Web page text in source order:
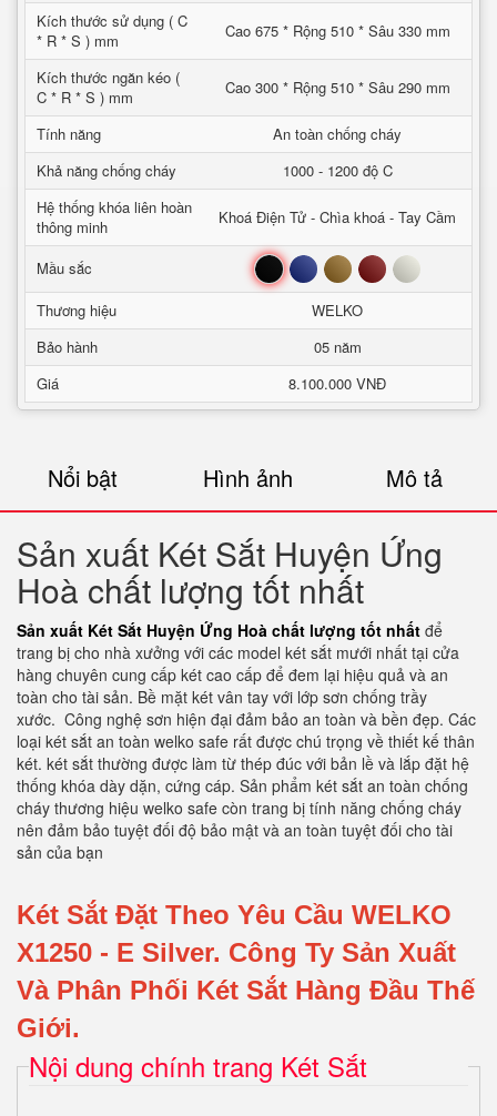
Kích thước sử dụng ( C
* R * S ) mm
Cao 675 * Rộng 510 * Sâu 330 mm
Kích thước ngăn kéo (
C * R * S ) mm
Cao 300 * Rộng 510 * Sâu 290 mm
Tính năng
An toàn chống cháy
Khả năng chống cháy
1000 - 1200 độ C
Hệ thống khóa liên hoàn
thông minh
Khoá Điện Tử - Chìa khoá - Tay Cầm
Mầu sắc Đen Xanh Nâu Đỏ Trắng
Thương hiệu
WELKO
Bảo hành
05 năm
Giá
8.100.000 VNĐ
Nổi bật Hình ảnh Mô tả
Sản xuất Két Sắt Huyện Ứng
Hoà chất lượng tốt nhất
Sản xuất Két Sắt Huyện Ứng Hoà chất lượng tốt nhất để
trang bị cho nhà xưởng với các model két sắt mưới nhất tại cửa
hàng chuyên cung cấp két cao cấp để đem lại hiệu quả và an
toàn cho tài sản. Bề mặt két vân tay với lớp sơn chống trầy
xước. Công nghệ sơn hiện đại đảm bảo an toàn và bền đẹp. Các
loại két sắt an toàn welko safe rất được chú trọng về thiết kế thân
két. két sắt thường được làm từ thép đúc với bản lề và lắp đặt hệ
thống khóa dày dặn, cứng cáp. Sản phẩm két sắt an toàn chống
cháy thương hiệu welko safe còn trang bị tính năng chống cháy
nên đảm bảo tuyệt đối độ bảo mật và an toàn tuyệt đối cho tài
sản của bạn
Két Sắt Đặt Theo Yêu Cầu WELKO
X1250 - E Silver. Công Ty Sản Xuất
Và Phân Phối Két Sắt Hàng Đầu Thế
Giới.
Nội dung chính trang Két Sắt